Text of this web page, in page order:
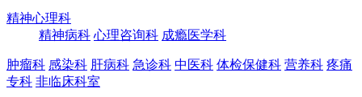
精神心理科
精神病科 心理咨询科 成瘾医学科
肿瘤科 感染科 肝病科 急诊科 中医科 体检保健科 营养科 疼痛
专科 非临床科室